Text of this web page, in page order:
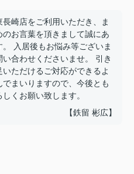
崎店をご利用いただき、ま
お言葉を頂きまして誠にあ
。 入居後もお悩み等ございま
い合わせくださいませ。 引き
ただけるご対応ができるよ
でまいりますので、今後とも
くお願い致します。
【鉄留 彬広】